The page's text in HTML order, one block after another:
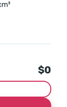
$0